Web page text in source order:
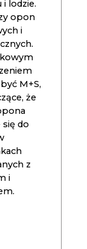
i lodzie.
opon
i
M+S,
że
się do
z
i